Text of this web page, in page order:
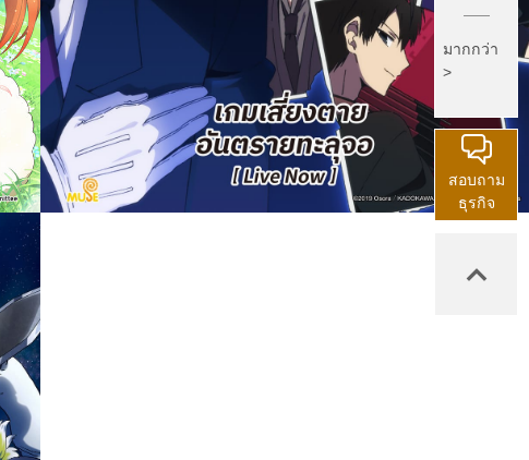
มากกว่า
>
สอบถาม
ธุรกิจ